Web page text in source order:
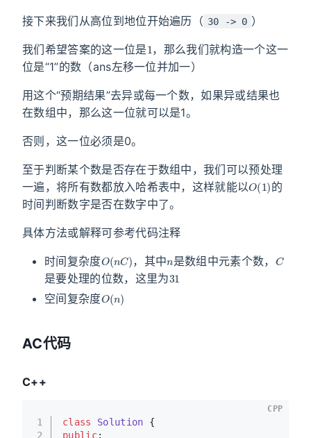
接下来我们从高位到地位开始遍历（ 30 -> 0 ）
我们希望答案的这一位是 ，那么我们就构造一个这一
位是“1”的数（ans左移一位并加一）
用这个“预期结果”去异或每一个数，如果异或结果也
在数组中，那么这一位就可以是1。
否则，这一位必须是0。
至于判断某个数是否存在于数组中，我们可以预处理
一遍，将所有数都放入哈希表中，这样就能以
O(1)
的
时间判断数字是否在数字中了。
具体方法或解释可参考代码注释
时间复杂度 ，其中 是数组中元素个数，
是要处理的位数，这里为
31
空间复杂度
O(n)
AC代码
C++
1
2
class Solution {
public:
CPP